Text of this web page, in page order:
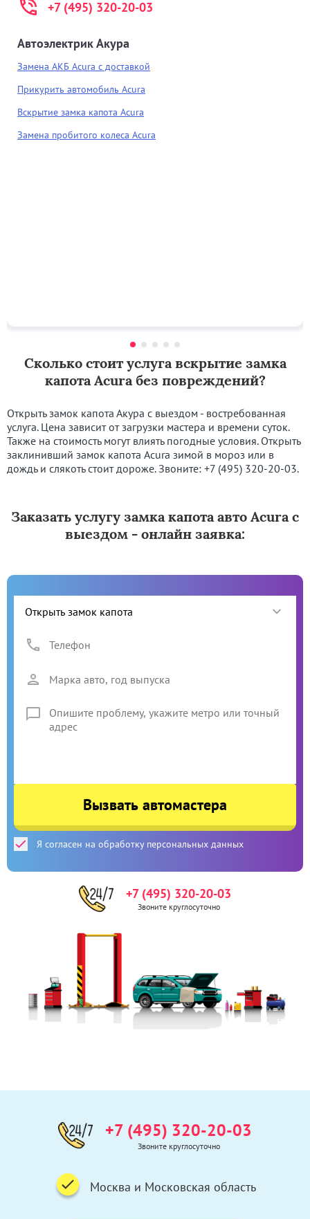
+7 (495) 320-20-03
Автоэлектрик Акура
Замена АКБ Acura с доставкой
Прикурить автомобиль Acura
Вскрытие замка капота Acura
Замена пробитого колеса Acura
Сколько стоит услуга вскрытие замка
капота Acura без повреждений?
Открыть замок капота Акура с выездом - востребованная
услуга. Цена зависит от загрузки мастера и времени суток.
Также на стоимость могут влиять погодные условия. Открыть
заклинивший замок капота Acura зимой в мороз или в
дождь и слякоть стоит дороже. Звоните: +7 (495) 320-20-03.
Заказать услугу замка капота авто Acura с
выездом - онлайн заявка:
Вызвать автомастера
Я согласен на обработку персональных данных
+7 (495) 320-20-03
Звоните круглосуточно
+7 (495) 320-20-03
Звоните круглосуточно
Москва и Московская область